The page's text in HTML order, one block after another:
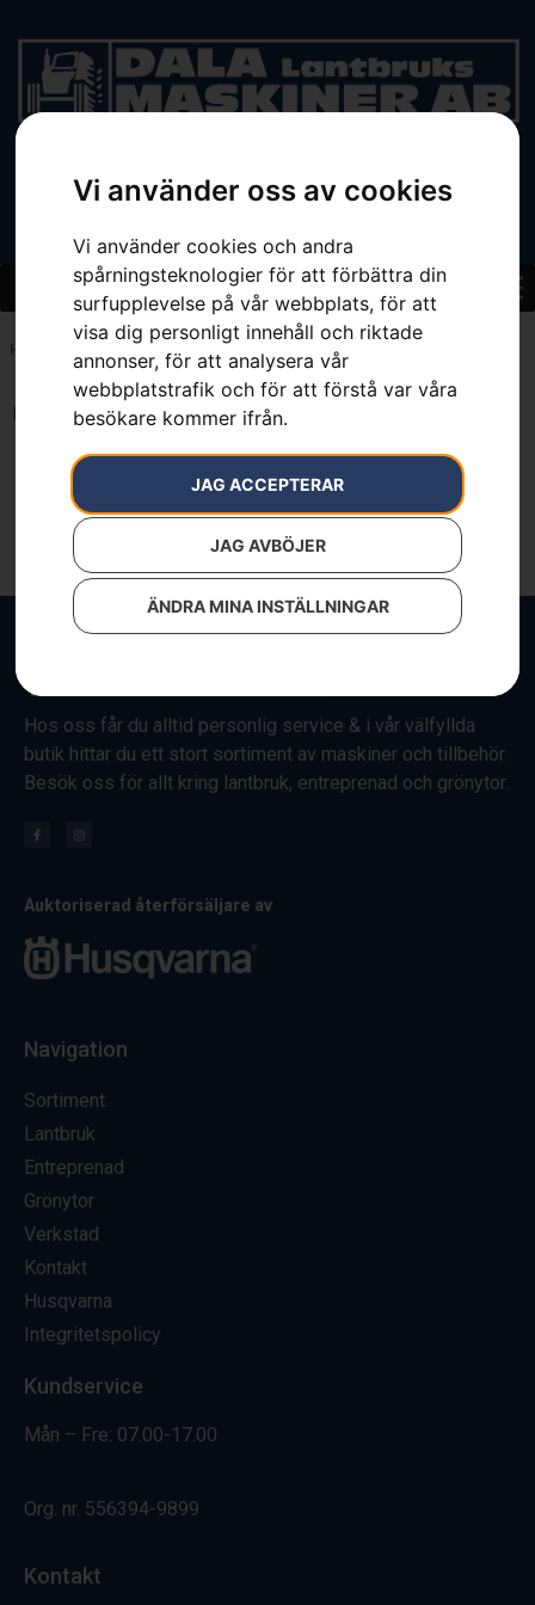
Vi använder oss av cookies
Vi använder cookies och andra
spårningsteknologier för att förbättra din
surfupplevelse på vår webbplats, för att
visa dig personligt innehåll och riktade
annonser, för att analysera vår
webbplatstrafik och för att förstå var våra
besökare kommer ifrån.
JAG ACCEPTERAR
JAG AVBÖJER
ÄNDRA MINA INSTÄLLNINGAR
BEGAGNAT
Hem 7391883692639
Inga resultat.
Hos oss får du alltid personlig service & i vår välfyllda
butik hittar du ett stort sortiment av maskiner och tillbehör.
Besök oss för allt kring lantbruk, entreprenad och grönytor.
Auktoriserad återförsäljare av
Navigation
Sortiment
Lantbruk
Entreprenad
Grönytor
Verkstad
Kontakt
Husqvarna
Integritetspolicy
Kundservice
Mån – Fre: 07.00-17.00
Org. nr. 556394-9899
Kontakt